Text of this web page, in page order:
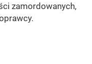
zamordowanych,